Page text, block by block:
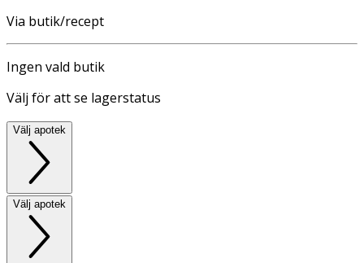
Via butik/recept
Ingen vald butik
Välj för att se lagerstatus
Välj apotek
Välj apotek